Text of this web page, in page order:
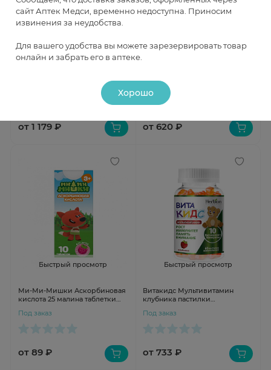
ВитаМишки Кальций плюс
от 1 179 ₽
жевательные N60
В наличии
от 620 ₽
Быстрый просмотр
Ми-Ми-Мишки Аскорбиновая
кислота 25 малина таблетки
Под заказ
от 89 ₽
Быстрый просмотр
Витакидс Мультивитамин
клубника пастилки
Под заказ
от 733 ₽
сайт Аптек Медси, временно недоступна. Приносим
извинения за неудобства.
Для вашего удобства вы можете зарезервировать товар
онлайн и забрать его в аптеке.
Хорошо